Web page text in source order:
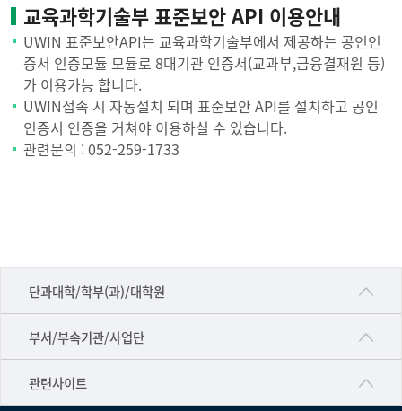
비
밀
번
제
사
교육과학기술부 표준보안 API 이용안내
UWIN 표준보안API는 교육과학기술부에서 제공하는 공인인
증서 인증모듈 모듈로 8대기관 인증서(교과부,금융결재원 등)
가 이용가능 합니다.
UWIN접속 시 자동설치 되며 표준보안 API를 설치하고 공인
인증서 인증을 거쳐야 이용하실 수 있습니다.
관련문의 : 052-259-1733
단과대학/학부(과)/대학원
■인문대학
▷국어국문학부
▷일본어·일본학과
부서/부속기관/사업단
공동기기센터
공학교육혁신센터
관련사이트
건강가정지원센터